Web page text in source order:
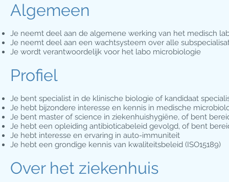
Algemeen
Je neemt deel aan de algemene werking van het medisch
Je neemt deel aan een wachtsysteem over alle
Je wordt verantwoordelijk voor het labo microbiologie
Profiel
Je bent specialist in de klinische biologie of kandidaat
Je hebt bijzondere interesse en kennis in medische
Je bent master of science in ziekenhuishygiëne, of bent
Je hebt een opleiding antibioticabeleid gevolgd, of bent
Je hebt interesse en ervaring in auto-immuniteit
Je hebt een grondige kennis van kwaliteitsbeleid (ISO15189)
Over het ziekenhuis